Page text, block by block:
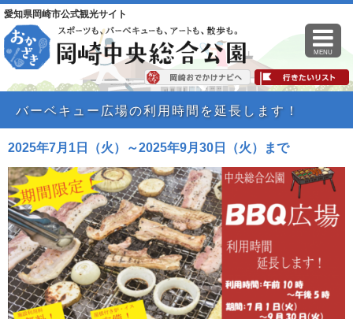
愛知県岡崎市公式観光サイト
MENU
バーベキュー広場の利用時間を延長します！
2025年7月1日（火）～2025年9月30日（火）まで